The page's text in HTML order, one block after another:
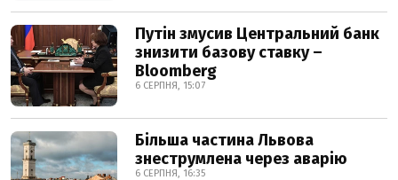
Путін змусив Центральний банк
знизити базову ставку –
Bloomberg
6 СЕРПНЯ, 15:07
Більша частина Львова
знеструмлена через аварію
6 СЕРПНЯ, 16:35